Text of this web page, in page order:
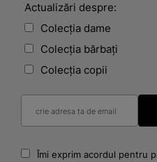
Actualizări despre:
Colecția dame
Colecția bărbați
Colecția copii
Îmi exprim acordul pentru